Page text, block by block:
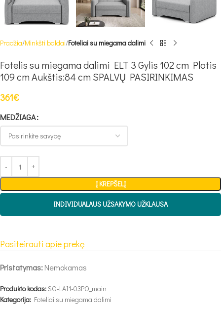
Pradžia Minkšti baldai Foteliai su miegama dalimi
Fotelis su miegama dalimi ELT 3 Gylis 102 cm Plotis
109 cm Aukštis:84 cm SPALVŲ PASIRINKIMAS
361€
MEDŽIAGA
Į KREPŠELĮ
INDIVIDUALAUS UŽSAKYMO UŽKLAUSA
Pasiteirauti apie prekę
Pristatymas:Nemokamas
Produkto kodas:SO-LAI1-03PO_main
Kategorija: Foteliai su miegama dalimi